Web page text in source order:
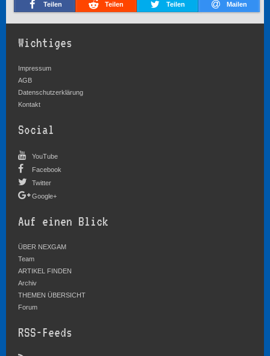
Teilen Teilen Teilen Mailen
Wichtiges
Impressum
AGB
Datenschutzerklärung
Kontakt
Social
YouTube
Facebook
Twitter
Google+
Auf einen Blick
ÜBER NEXGAM
Team
ARTIKEL FINDEN
Archiv
THEMEN ÜBERSICHT
Forum
RSS-Feeds